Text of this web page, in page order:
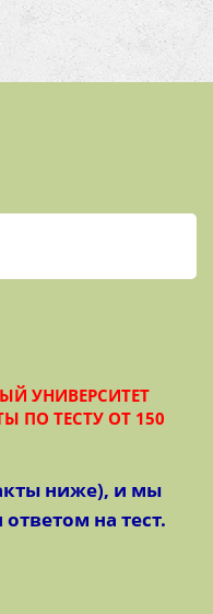
УНИВЕРСИТЕТ
ПО ТЕСТУ ОТ 150
ниже), и мы
на тест.